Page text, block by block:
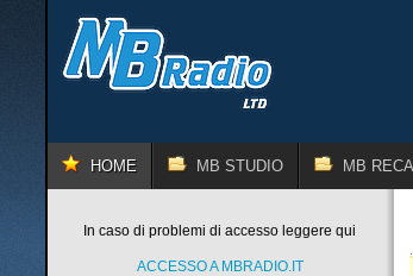
HOME MB STUDIO MB
In caso di problemi di accesso leggere qui
ACCESSO A MBRADIO.IT